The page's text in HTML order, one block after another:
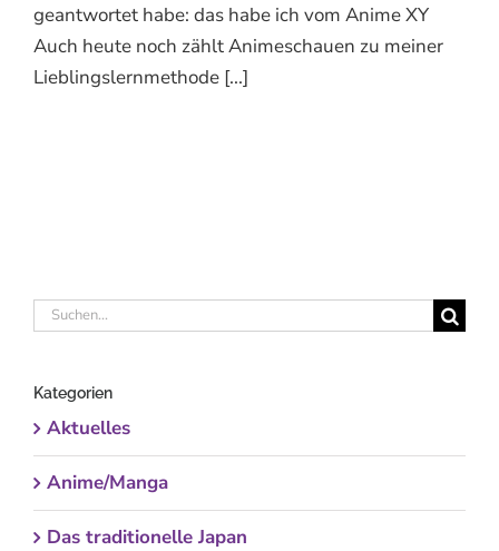
geantwortet habe: das habe ich vom Anime XY
Auch heute noch zählt Animeschauen zu meiner
Lieblingslernmethode [...]
Suche
Kategorien
Aktuelles
Anime/Manga
Das traditionelle Japan